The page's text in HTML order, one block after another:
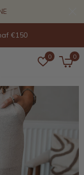
0 0
€150